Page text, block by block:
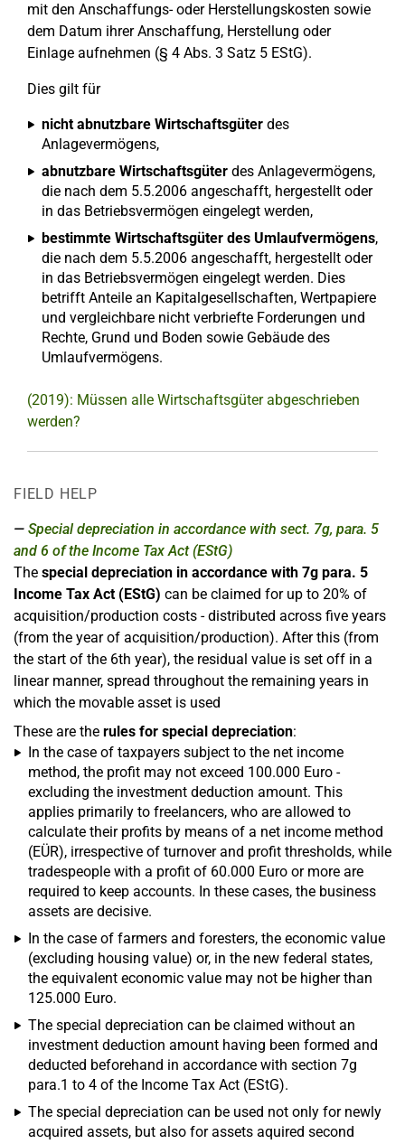
mit den Anschaffungs- oder Herstellungskosten sowie
dem Datum ihrer Anschaffung, Herstellung oder
Einlage aufnehmen (§ 4 Abs. 3 Satz 5 EStG).
Dies gilt für
nicht abnutzbare Wirtschaftsgüter des
Anlagevermögens,
abnutzbare Wirtschaftsgüter des Anlagevermögens,
die nach dem 5.5.2006 angeschafft, hergestellt oder
in das Betriebsvermögen eingelegt werden,
bestimmte Wirtschaftsgüter des Umlaufvermögens,
die nach dem 5.5.2006 angeschafft, hergestellt oder
in das Betriebsvermögen eingelegt werden. Dies
betrifft Anteile an Kapitalgesellschaften, Wertpapiere
und vergleichbare nicht verbriefte Forderungen und
Rechte, Grund und Boden sowie Gebäude des
Umlaufvermögens.
(2019): Müssen alle Wirtschaftsgüter abgeschrieben
werden?
FIELD HELP
Special depreciation in accordance with sect. 7g, para. 5
and 6 of the Income Tax Act (EStG)
The special depreciation in accordance with 7g para. 5
Income Tax Act (EStG) can be claimed for up to 20% of
acquisition/production costs - distributed across five years
(from the year of acquisition/production). After this (from
the start of the 6th year), the residual value is set off in a
linear manner, spread throughout the remaining years in
which the movable asset is used
These are the rules for special depreciation:
In the case of taxpayers subject to the net income
method, the profit may not exceed 100.000 Euro -
excluding the investment deduction amount. This
applies primarily to freelancers, who are allowed to
calculate their profits by means of a net income method
(EÜR), irrespective of turnover and profit thresholds, while
tradespeople with a profit of 60.000 Euro or more are
required to keep accounts. In these cases, the business
assets are decisive.
In the case of farmers and foresters, the economic value
(excluding housing value) or, in the new federal states,
the equivalent economic value may not be higher than
125.000 Euro.
The special depreciation can be claimed without an
investment deduction amount having been formed and
deducted beforehand in accordance with section 7g
para.1 to 4 of the Income Tax Act (EStG).
The special depreciation can be used not only for newly
acquired assets, but also for assets aquired second